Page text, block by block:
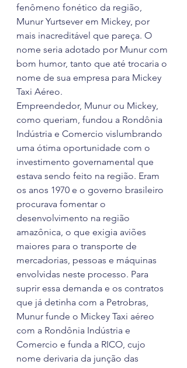
fenômeno fonético da região,
Munur Yurtsever em Mickey, por
mais inacreditável que pareça. O
nome seria adotado por Munur com
bom humor, tanto que até trocaria o
nome de sua empresa para Mickey
Taxi Aéreo.
Empreendedor, Munur ou Mickey,
como queriam, fundou a Rondônia
Indústria e Comercio vislumbrando
uma ótima oportunidade com o
investimento governamental que
estava sendo feito na região. Eram
os anos 1970 e o governo brasileiro
procurava fomentar o
desenvolvimento na região
amazônica, o que exigia aviões
maiores para o transporte de
mercadorias, pessoas e máquinas
envolvidas neste processo. Para
suprir essa demanda e os contratos
que já detinha com a Petrobras,
Munur funde o Mickey Taxi aéreo
com a Rondônia Indústria e
Comercio e funda a RICO, cujo
nome derivaria da junção das